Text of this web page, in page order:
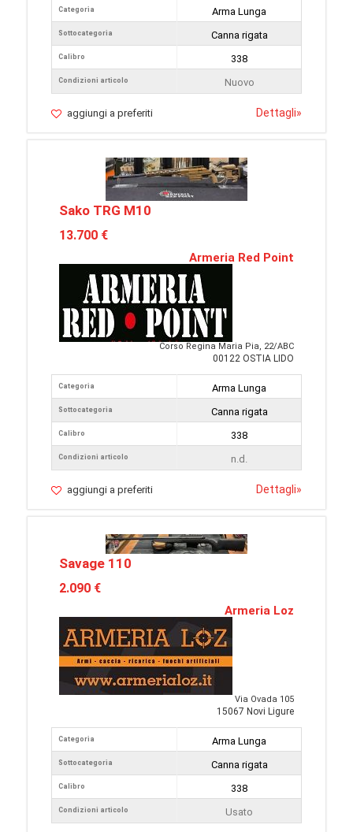
Categoria
Sottocategoria
Calibro
Condizioni articolo
Arma Lunga
Canna rigata
338
Nuovo
aggiungi a preferiti Dettagli»
Sako TRG M10
13.700 €
Armeria Red Point
Corso Regina Maria Pia, 22/ABC
00122 OSTIA LIDO
Categoria
Sottocategoria
Calibro
Condizioni articolo
Arma Lunga
Canna rigata
338
n.d.
aggiungi a preferiti Dettagli»
Savage 110
2.090 €
Armeria Loz
Via Ovada 105
15067 Novi Ligure
Categoria
Sottocategoria
Calibro
Condizioni articolo
Arma Lunga
Canna rigata
338
Usato